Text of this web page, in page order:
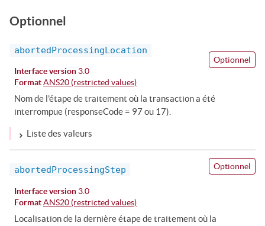
Optionnel
abortedProcessingLocation
Optionnel
Interface version 3.0
Format ANS20 (restricted values)
Nom de l’étape de traitement où la transaction a été
interrompue (responseCode = 97 ou 17).
Liste des valeurs
abortedProcessingStep Optionnel
Interface version 3.0
Format ANS20 (restricted values)
Localisation de la dernière étape de traitement où la